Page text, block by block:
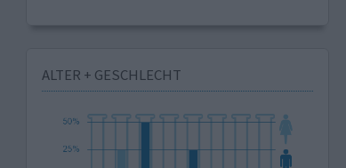
ALTER + GESCHLECHT